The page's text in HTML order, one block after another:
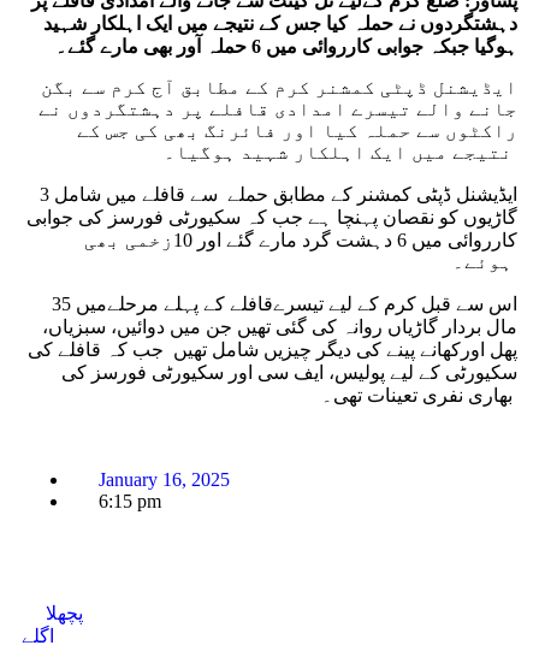
دہشتگردوں نے حملہ کیا جس کے نتیجے میں ایک اہلکار شہید
ہوگیا جبکہ جوابی کارروائی میں 6 حملہ آور بھی مارے گئے۔
ایڈیشنل ڈپٹی کمشنر کرم کے مطابق آج کرم سے بگن
جانے والے تیسرے امدادی قافلے پر دہشتگردوں نے
راکٹوں سے حملہ کیا اور فائرنگ بھی کی جس کے
ایڈیشنل ڈپٹی کمشنر کے مطابق حملے سے قافلے میں شامل 3
گاڑیوں کو نقصان پہنچا ہے جب کہ سکیورٹی فورسز کی جوابی
کارروائی میں 6 دہشت گرد مارے گئے اور 10زخمی بھی
اس سے قبل کرم کے لیے تیسرےقافلے کے پہلے مرحلےمیں 35
مال بردار گاڑیاں روانہ کی گئی تھیں جن میں دوائیں، سبزیاں،
پھل اورکھانے پینے کی دیگر چیزیں شامل تھیں جب کہ قافلے کی
سکیورٹی کے لیے پولیس، ایف سی اور سکیورٹی فورسز کی
January 16, 2025
6:15 pm
پچھلا
اگلے